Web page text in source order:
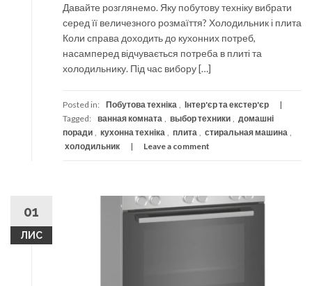
Давайте розглянемо. Яку побутову техніку вибрати
серед її величезного розмаїття? Холодильник і плита
Коли справа доходить до кухонних потреб,
насамперед відчувається потреба в плиті та
холодильнику. Під час вибору […]
Posted in: Побутова техніка
Інтер'єр та екстер'єр
Tagged:
ванная комната выбор техники
домашні
поради
кухонна техніка плита стиральная машина
холодильник
Leave a comment
01
ЛИС